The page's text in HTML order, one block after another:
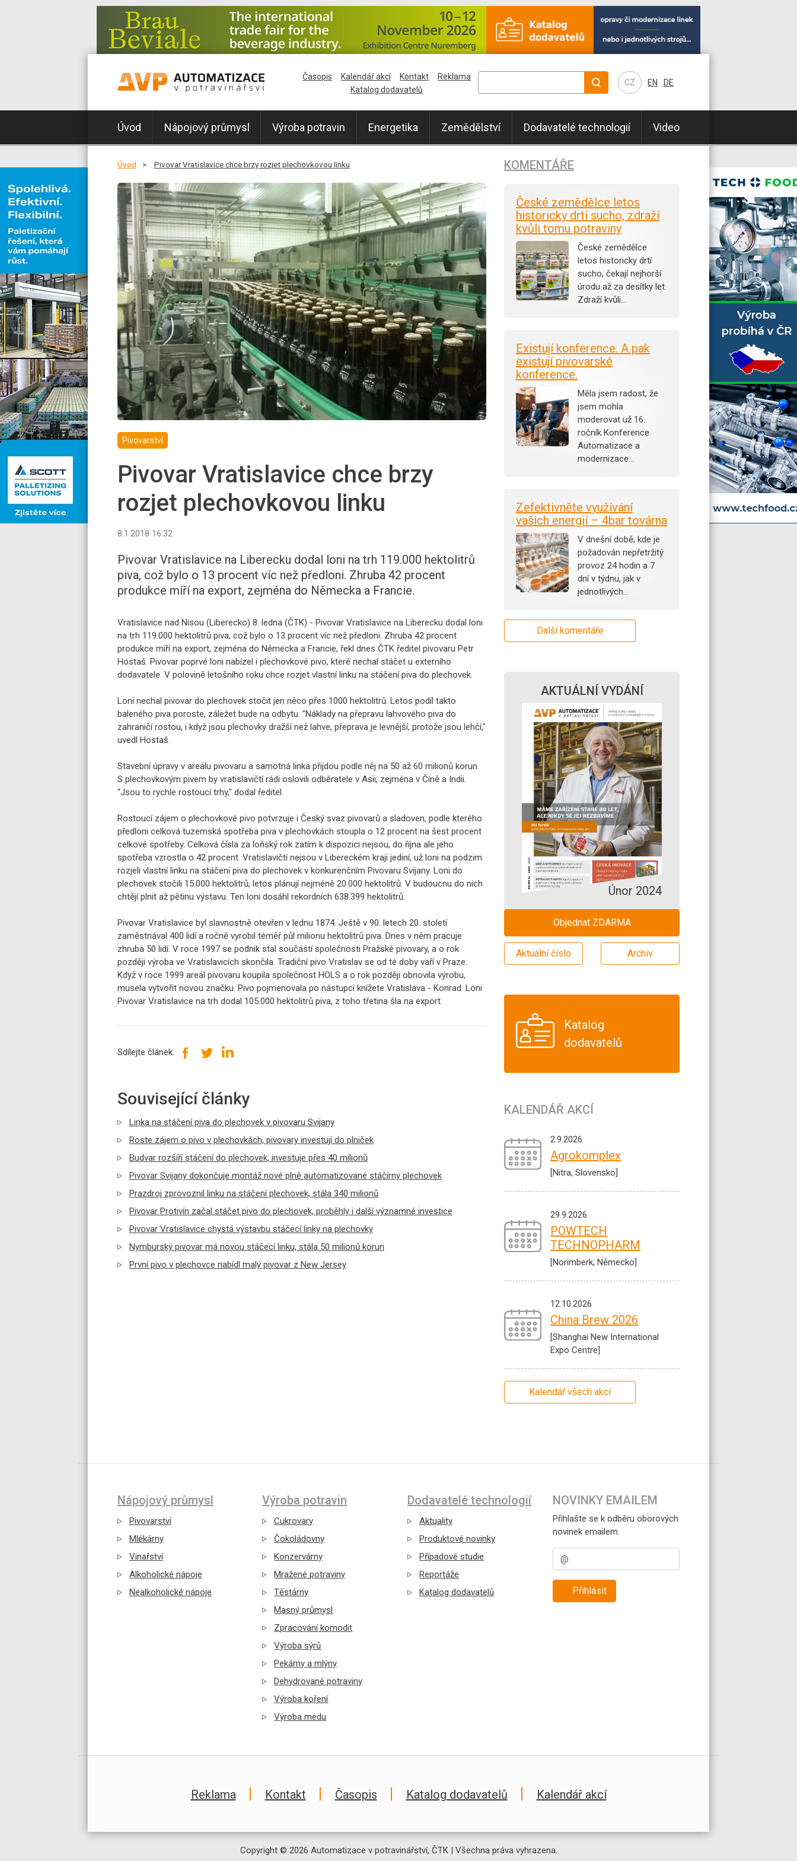
CZ EN DE
Úvod Nápojový průmysl Výroba potravin Energetika Zemědělství Dodavatelé technologií Video
Časopis Kalendář akcí Kontakt
Reklama
Katalog dodavatelů
Úvod Pivovar Vratislavice chce brzy rozjet plechovkovou linku
Pivovarství
Pivovar Vratislavice chce brzy
rozjet plechovkovou linku
8.1.2018 16:32
Pivovar Vratislavice na Liberecku dodal loni na trh 119.000 hektolitrů
piva, což bylo o 13 procent víc než předloni. Zhruba 42 procent
produkce míří na export, zejména do Německa a Francie.
Vratislavice nad Nisou (Liberecko) 8. ledna (ČTK) - Pivovar Vratislavice na Liberecku dodal loni
na trh 119.000 hektolitrů piva, což bylo o 13 procent víc než předloni. Zhruba 42 procent
produkce míří na export, zejména do Německa a Francie, řekl dnes ČTK ředitel pivovaru Petr
Hostaš. Pivovar poprvé loni nabízel i plechovkové pivo, které nechal stáčet u externího
dodavatele. V polovině letošního roku chce rozjet vlastní linku na stáčení piva do plechovek.
Loni nechal pivovar do plechovek stočit jen něco přes 1000 hektolitrů. Letos podíl takto
baleného piva poroste, záležet bude na odbytu. "Náklady na přepravu lahvového piva do
zahraničí rostou, i když jsou plechovky dražší než lahve, přeprava je levnější, protože jsou lehčí,"
uvedl Hostaš.
Stavební úpravy v areálu pivovaru a samotná linka přijdou podle něj na 50 až 60 milionů korun.
S plechovkovým pivem by vratislavičtí rádi oslovili odběratele v Asii, zejména v Číně a Indii.
"Jsou to rychle rostoucí trhy," dodal ředitel.
Rostoucí zájem o plechovkové pivo potvrzuje i Český svaz pivovarů a sladoven, podle kterého
předloni celková tuzemská spotřeba piva v plechovkách stoupla o 12 procent na šest procent
celkové spotřeby. Celková čísla za loňský rok zatím k dispozici nejsou, do října ale jeho
spotřeba vzrostla o 42 procent. Vratislavičtí nejsou v Libereckém kraji jediní, už loni na podzim
rozjeli vlastní linku na stáčení piva do plechovek v konkurenčním Pivovaru Svijany. Loni do
plechovek stočili 15.000 hektolitrů, letos plánují nejméně 20.000 hektolitrů. V budoucnu do nich
chtějí plnit až pětinu výstavu. Ten loni dosáhl rekordních 638.399 hektolitrů.
Pivovar Vratislavice byl slavnostně otevřen v lednu 1874. Ještě v 90. letech 20. století
zaměstnával 400 lidí a ročně vyrobil téměř půl milionu hektolitrů piva. Dnes v něm pracuje
zhruba 50 lidí. V roce 1997 se podnik stal součástí společnosti Pražské pivovary, a o rok
později výroba ve Vratislavicích skončila. Tradiční pivo Vratislav se od té doby vaří v Praze.
Když v roce 1999 areál pivovaru koupila společnost HOLS a o rok později obnovila výrobu,
musela vytvořit novou značku. Pivo pojmenovala po nástupci knížete Vratislava - Konrad. Loni
Pivovar Vratislavice na trh dodal 105.000 hektolitrů piva, z toho třetina šla na export.
Sdílejte článek:
Související články
Linka na stáčení piva do plechovek v pivovaru Svijany
Roste zájem o pivo v plechovkách, pivovary investují do plniček
Budvar rozšíří stáčení do plechovek, investuje přes 40 milionů
Pivovar Svijany dokončuje montáž nové plně automatizované stáčírny plechovek
Prazdroj zprovoznil linku na stáčení plechovek, stála 340 milionů
Pivovar Protivín začal stáčet pivo do plechovek, proběhly i další významné investice
Pivovar Vratislavice chystá výstavbu stáčecí linky na plechovky
Nymburský pivovar má novou stáčecí linku, stála 50 milionů korun
První pivo v plechovce nabídl malý pivovar z New Jersey
KOMENTÁŘE
České zemědělce letos
historicky drtí sucho, zdraží
kvůli tomu potraviny
České zemědělce
letos historicky drtí
sucho, čekají nejhorší
úrodu až za desítky let.
Zdraží kvůli…
Existují konference. A pak
existují pivovarské
konference.
Měla jsem radost, že
jsem mohla
moderovat už 16.
ročník Konference
Automatizace a
modernizace…
Zefektivněte využívání
vašich energií – 4bar továrna
V dnešní době, kde je
požadován nepřetržitý
provoz 24 hodin a 7
dní v týdnu, jak v
jednotlivých…
Další komentáře
AKTUÁLNÍ VYDÁNÍ
Únor 2024
Objednat ZDARMA
Aktuální číslo Archiv
Katalog
dodavatelů
KALENDÁŘ AKCÍ
2.9.2026
Agrokomplex
[Nitra, Slovensko]
29.9.2026
POWTECH
TECHNOPHARM
[Norimberk, Německo]
12.10.2026
China Brew 2026
[Shanghai New International
Expo Centre]
Kalendář všech akcí
Nápojový průmysl
Pivovarství
Mlékárny
Vinařství
Alkoholické nápoje
Nealkoholické nápoje
Výroba potravin
Cukrovary
Čokoládovny
Konzervárny
Mražené potraviny
Těstárny
Masný průmysl
Zpracování komodit
Výroba sýrů
Pekárny a mlýny
Dehydrované potraviny
Výroba koření
Výroba medu
Dodavatelé technologií
Aktuality
Produktové novinky
Případové studie
Reportáže
Katalog dodavatelů
NOVINKY EMAILEM
Přihlašte se k odběru oborových
novinek emailem.
Přihlásit
Reklama Kontakt Časopis Katalog dodavatelů Kalendář akcí
Copyright © 2026 Automatizace v potravinářství, ČTK | Všechna práva vyhrazena.